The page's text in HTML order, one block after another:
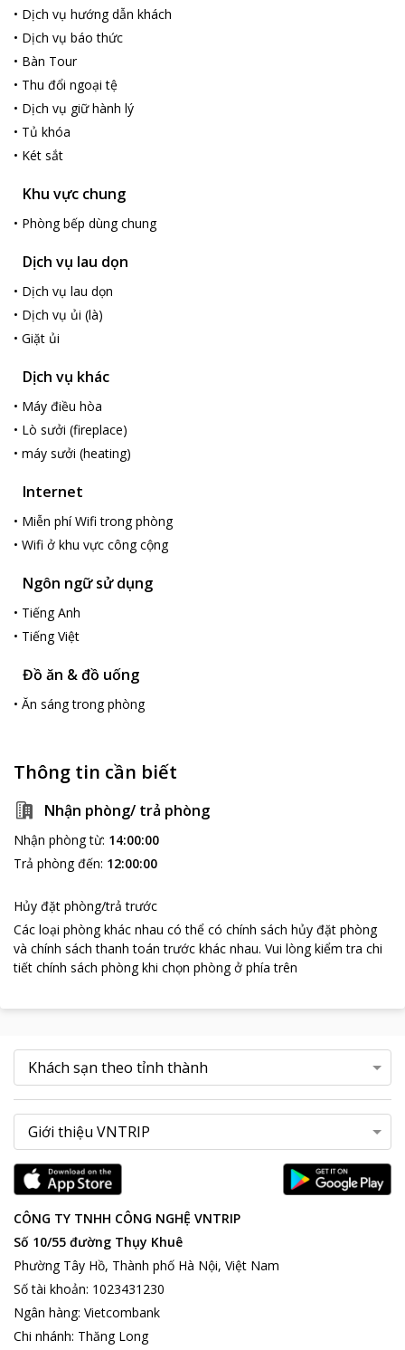
• Dịch vụ hướng dẫn khách
• Dịch vụ báo thức
• Bàn Tour
• Thu đổi ngoại tệ
• Dịch vụ giữ hành lý
• Tủ khóa
• Két sắt
Khu vực chung
• Phòng bếp dùng chung
Dịch vụ lau dọn
• Dịch vụ lau dọn
• Dịch vụ ủi (là)
• Giặt ủi
Dịch vụ khác
• Máy điều hòa
• Lò sưởi (fireplace)
• máy sưởi (heating)
Internet
• Miễn phí Wifi trong phòng
• Wifi ở khu vực công cộng
Ngôn ngữ sử dụng
• Tiếng Anh
• Tiếng Việt
Đồ ăn & đồ uống
• Ăn sáng trong phòng
Thông tin cần biết
Nhận phòng/ trả phòng
Nhận phòng từ: 14:00:00
Trả phòng đến: 12:00:00
Hủy đặt phòng/trả trước
Các loại phòng khác nhau có thể có chính sách hủy đặt phòng
và chính sách thanh toán trước khác nhau. Vui lòng kiểm tra chi
tiết chính sách phòng khi chọn phòng ở phía trên
CÔNG TY TNHH CÔNG NGHỆ VNTRIP
Số 10/55 đường Thụy Khuê
Phường Tây Hồ, Thành phố Hà Nội, Việt Nam
Số tài khoản: 1023431230
Ngân hàng: Vietcombank
Chi nhánh: Thăng Long